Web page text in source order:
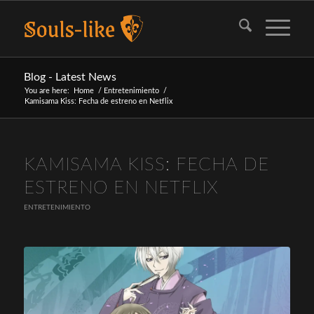
Blog - Latest News
You are here: Home / Entretenimiento
/
Kamisama Kiss: Fecha de estreno en Netflix
KAMISAMA KISS: FECHA DE
ESTRENO EN NETFLIX
ENTRETENIMIENTO